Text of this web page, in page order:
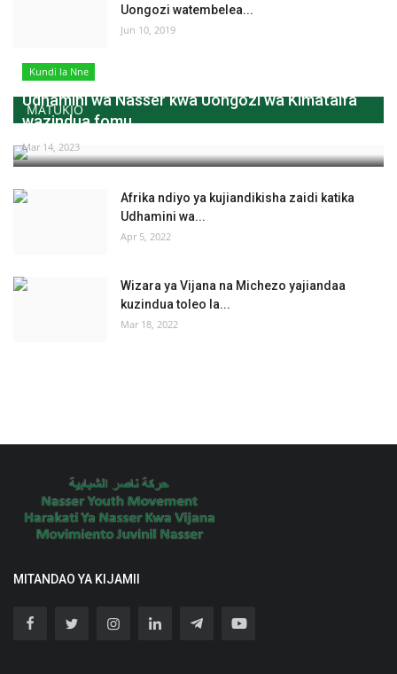
Uongozi watembelea...
Jun 10, 2019
MATUKIO
Kundi la Nne
Udhamini wa Nasser kwa Uongozi wa Kimataifa
wazindua fomu...
Mar 14, 2023
Afrika ndiyo ya kujiandikisha zaidi katika
Udhamini wa...
Apr 5, 2022
Wizara ya Vijana na Michezo yajiandaa
kuzindua toleo la...
Mar 18, 2022
MITANDAO YA KIJAMII